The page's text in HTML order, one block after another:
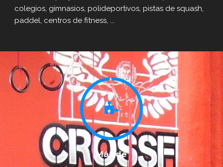
colegios, gimnasios, polideportivos, pistas de squash,
paddel, centros de fitness, ...
Más de